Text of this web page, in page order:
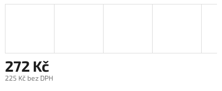
272 Kč
225 Kč bez DPH